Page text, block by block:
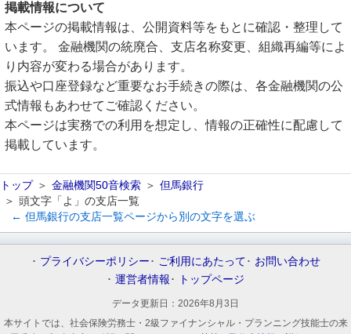
掲載情報について
本ページの掲載情報は、公開資料等をもとに確認・整理して
います。 金融機関の統廃合、支店名称変更、組織再編等によ
り内容が変わる場合があります。
振込や口座登録など重要なお手続きの際は、各金融機関の公
式情報もあわせてご確認ください。
本ページは実務での利用を想定し、情報の正確性に配慮して
掲載しています。
トップ 金融機関50音検索
但馬銀行
頭文字「よ」の支店一覧
← 但馬銀行の支店一覧ページから別の文字を選ぶ
プライバシーポリシー ご利用にあたって
お問い合わせ
運営者情報
トップページ
データ更新日： 2026年8月3日
本サイトでは、社会保険労務士・2級ファイナンシャル・プランニング技能士の来